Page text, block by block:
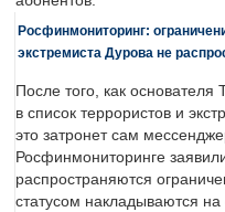
Росфинмониторинг:
экстремиста Дурова не
После того, как
в список террористов и
это затронет сам
Росфинмониторинге
распространяются
статусом накладываются